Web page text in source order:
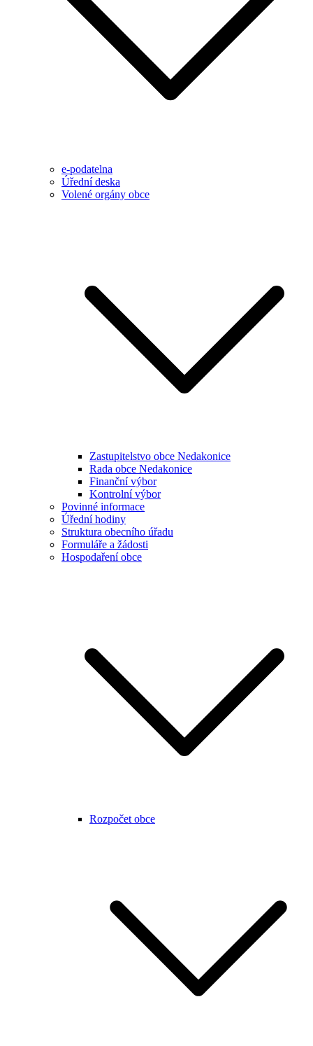
e-podatelna
Úřední deska
Volené orgány obce
Zastupitelstvo obce Nedakonice
Rada obce Nedakonice
Finanční výbor
Kontrolní výbor
Povinné informace
Úřední hodiny
Struktura obecního úřadu
Formuláře a žádosti
Hospodaření obce
Rozpočet obce